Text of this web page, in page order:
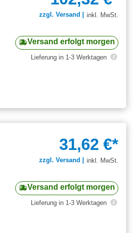
zzgl. Versand | inkl. MwSt.
Versand erfolgt morgen
Lieferung in 1-3 Werktagen
31,62 €*
zzgl. Versand | inkl. MwSt.
Versand erfolgt morgen
Lieferung in 1-3 Werktagen